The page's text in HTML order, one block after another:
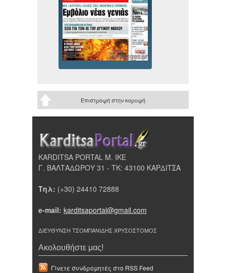
Επιστροφή στην κορυφή
KARDITSA PORTAL Μ. ΙΚΕ
Γ. ΒΑΛΤΑΔΩΡΟΥ 31 - ΤΚ: 43100 ΚΑΡΔΙΤΣΑ
Τηλ: (+30) 24410 72888
e-mail: karditsaportal@gmail.com
ΔΙΕΥΘΥΝΣΗ ΤΣΟΜΠΑΝΙΔΗΣ ΧΡΥΣΟΣΤΟΜΟΣ
Ακολουθήστε μας!
Γίνετε συνδρομητές στο RSS Feed